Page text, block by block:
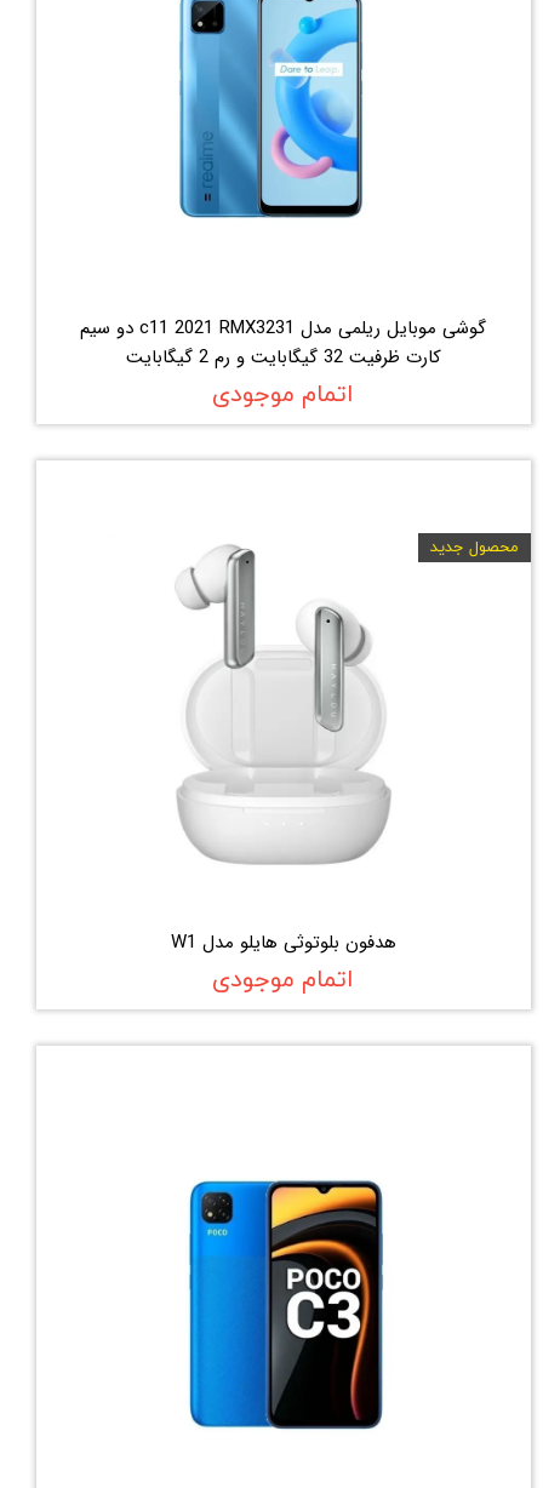
گوشی موبایل ریلمی مدل c11 2021 RMX3231 دو سیم
کارت ظرفیت 32 گیگابایت و رم 2 گیگابایت
اتمام موجودی
هدفون بلوتوثی هایلو مدل W1
اتمام موجودی
محصول جدید